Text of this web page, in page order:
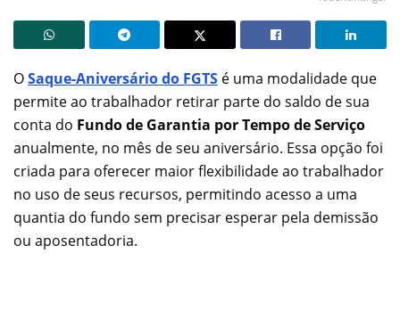
OSaque-Aniversário do FGTS é uma modalidade que
permite ao trabalhador retirar parte do saldo de sua
conta do Fundo de Garantia por Tempo de Serviço
anualmente, no mês de seu aniversário. Essa opção foi
criada para oferecer maior flexibilidade ao trabalhador
no uso de seus recursos, permitindo acesso a uma
quantia do fundo sem precisar esperar pela demissão
ou aposentadoria.